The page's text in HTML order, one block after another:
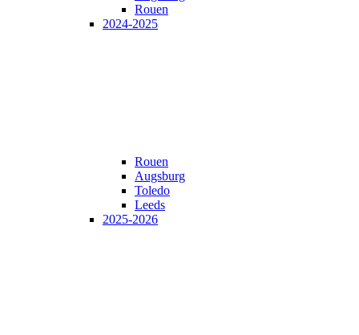
Rouen
2024-2025
Rouen
Augsburg
Toledo
Leeds
2025-2026